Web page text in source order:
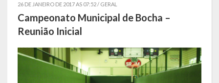
Símbolos
Administração
26 DE JANEIRO DE 2017 AS 07:52 / GERAL
Campeonato Municipal de Bocha –
Reunião Inicial